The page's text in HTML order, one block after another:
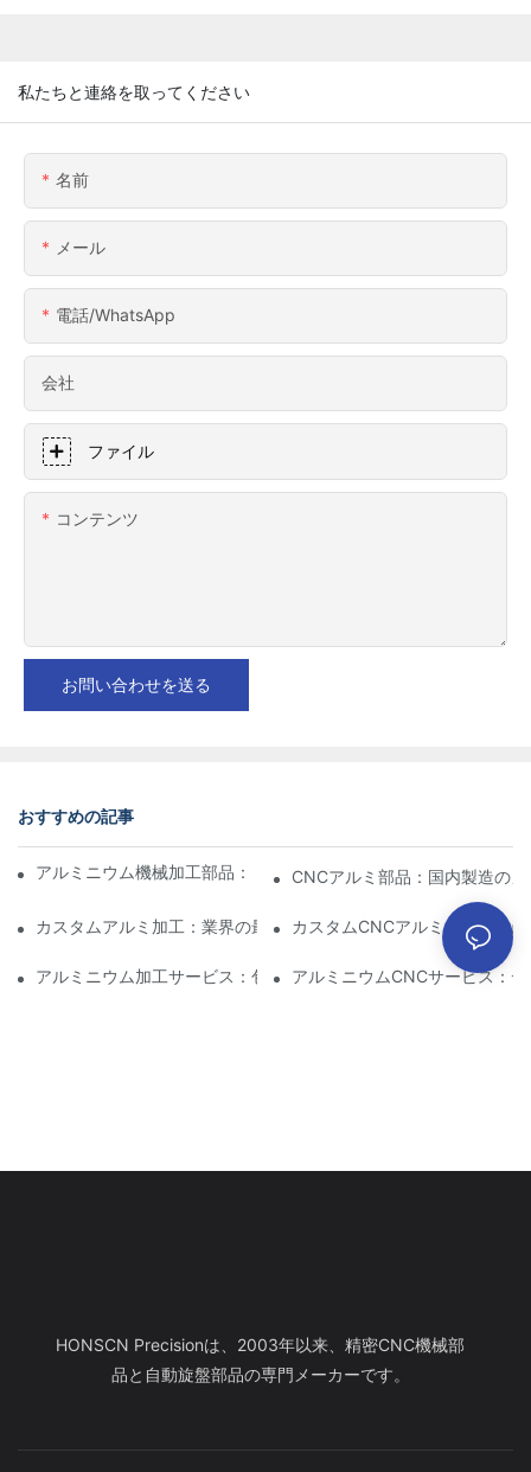
私たちと連絡を取ってください
名前
メール
電話/WhatsApp
会社
ファイル
コンテンツ
お問い合わせを送る
おすすめの記事
アルミニウム機械加工部品：ニッチ市場向けのカスタマイズ
CNCアルミ部品：国内製造の
カスタムアルミ加工：業界の最新イノベーションを探る
カスタムCNCアルミニウム：
アルミニウム加工サービス：包括的なプロジェクト管理
アルミニウムCNCサービス：
HONSCN Precisionは、2003年以来、精密CNC機械部
品と自動旋盤部品の専門メーカーです。